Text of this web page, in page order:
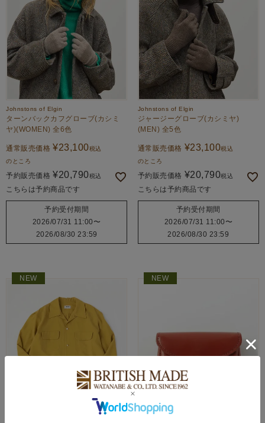
Johnstons of Elgin
ターンバックカフグローブ(カシミ
ヤ)(WOMEN) 全6色
通常販売価格 ¥23,100税込
のところ
予約販売価格 ¥20,790税込
こちらは予約商品です
予約受付期間
2026/07/31 11:00 〜
2026/08/30 23:59
Johnstons of Elgin
ジャージーグローブ(カシミヤ)
(MEN) 全5色
通常販売価格 ¥23,100税込
のところ
予約販売価格 ¥20,790税込
こちらは予約商品です
予約受付期間
2026/07/31 11:00 〜
2026/08/30 23:59
NEW NEW